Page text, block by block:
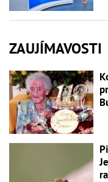
ZAUJÍMAVOSTI